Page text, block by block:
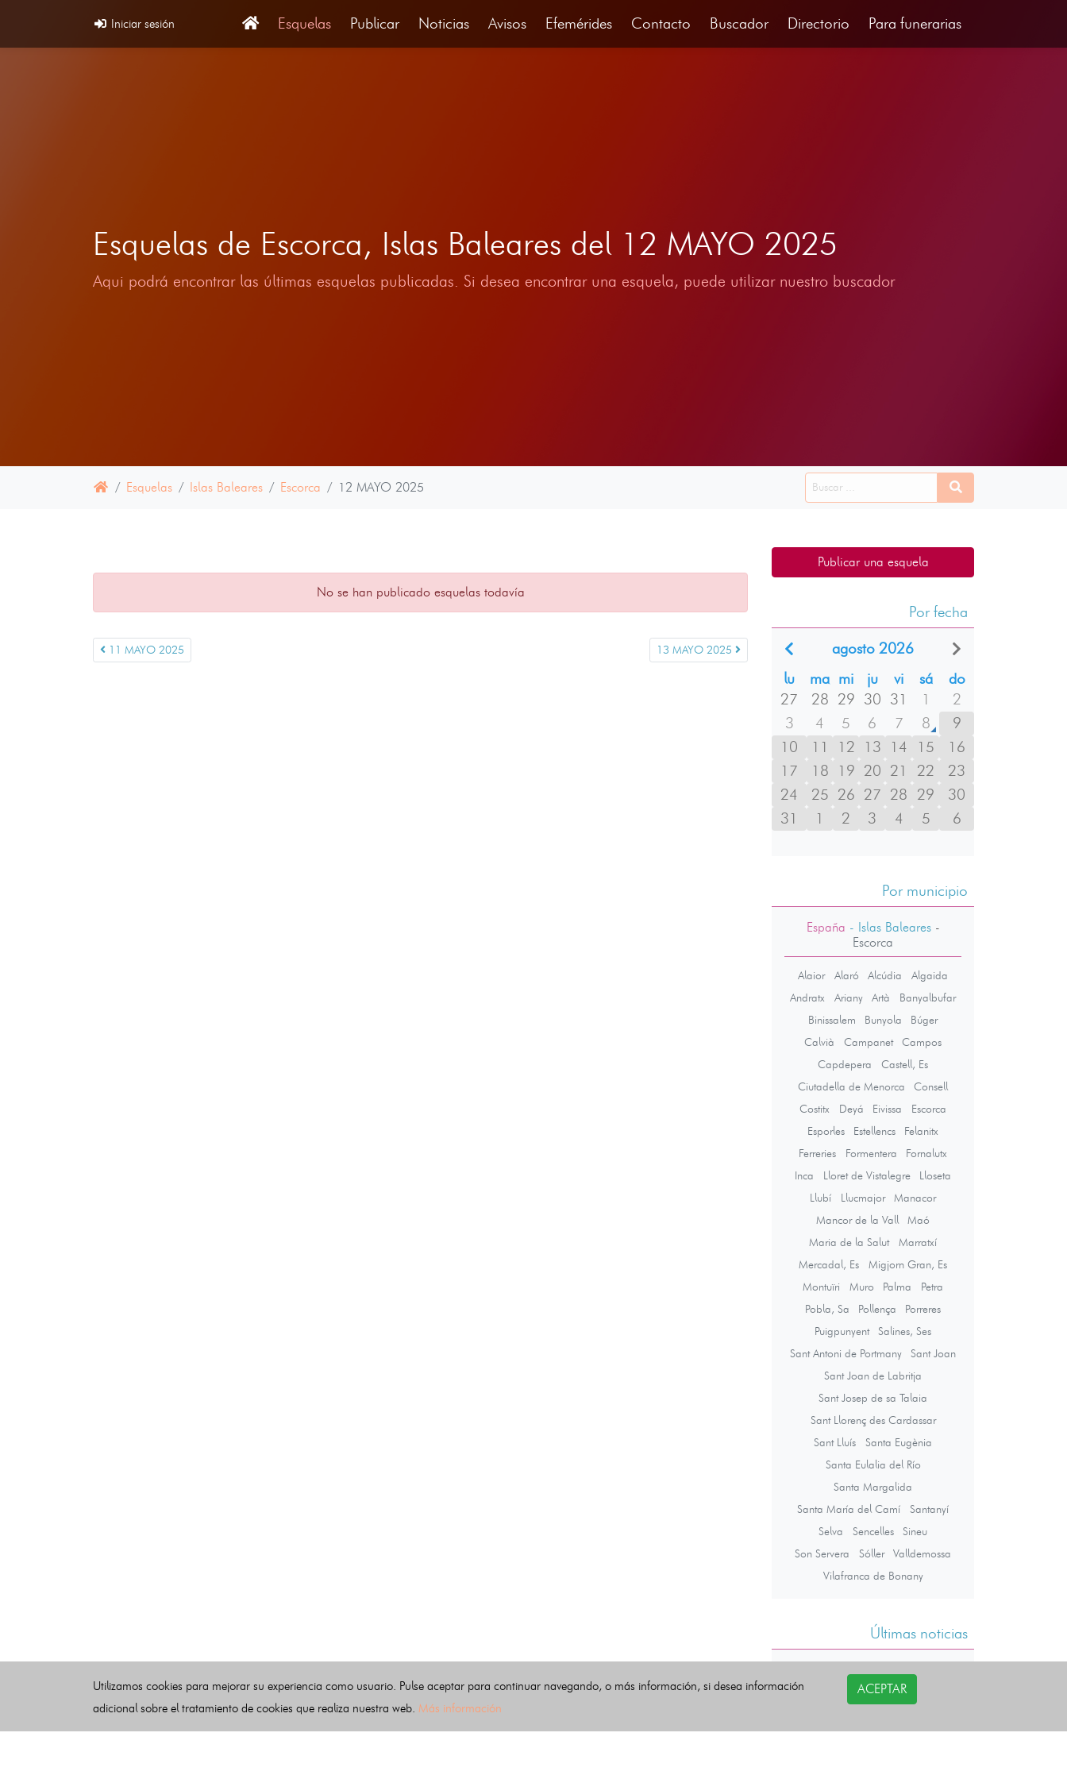
Iniciar sesión Esquelas Publicar Noticias Avisos Efemérides Contacto Buscador Directorio Para funerarias
Esquelas de Escorca, Islas Baleares del 12 MAYO 2025
Aqui podrá encontrar las últimas esquelas publicadas. Si desea encontrar una esquela, puede utilizar nuestro buscador
Esquelas Islas Baleares Escorca 12 MAYO 2025
No se han publicado esquelas todavía
11 MAYO 2025 13 MAYO 2025
Publicar una esquela
Por fecha
agosto 2026
lu
ma mi ju vi sá
do
27
28 29 30 31 1
2
3
4 5 6 7 8
9
10
11 12 13 14 15
16
17
18 19 20 21 22
23
24
25 26 27 28 29
30
31
1 2 3 4 5 6
Por municipio
España - Islas Baleares-
Escorca
Alaior Alaró Alcúdia
Algaida
Andratx
Ariany Artà
Banyalbufar
Binissalem
Bunyola
Búger
Calvià
Campanet
Campos
Capdepera
Castell, Es
Ciutadella de Menorca
Consell
Costitx
Deyá Eivissa
Escorca
Esporles
Estellencs
Felanitx
Ferreries
Formentera
Fornalutx
Inca
Lloret de Vistalegre
Lloseta
Llubí
Llucmajor
Manacor
Mancor de la Vall
Maó
Maria de la Salut
Marratxí
Mercadal, Es
Migjorn Gran, Es
Montuïri
Muro Palma
Petra
Pobla, Sa
Pollença
Porreres
Puigpunyent
Salines, Ses
Sant Antoni de Portmany
Sant Joan
Sant Joan de Labritja
Sant Josep de sa Talaia
Sant Llorenç des Cardassar
Sant Lluís
Santa Eugènia
Santa Eulalia del Río
Santa Margalida
Santa María del Camí
Santanyí
Selva
Sencelles
Sineu
Son Servera
Sóller
Valldemossa
Vilafranca de Bonany
Últimas noticias
Utilizamos cookies para mejorar su experiencia como usuario. Pulse aceptar para continuar navegando, o más información, si desea información
adicional sobre el tratamiento de cookies que realiza nuestra web. Más información
ACEPTAR